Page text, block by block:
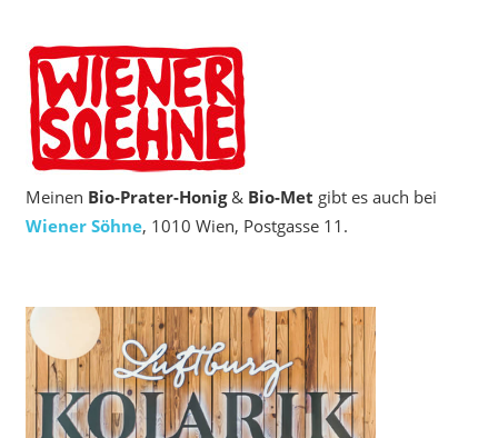
Meinen Bio‑Prater-Honig& Bio-Met gibt es auch bei
Wiener Söhne, 1010 Wien, Postgasse 11.